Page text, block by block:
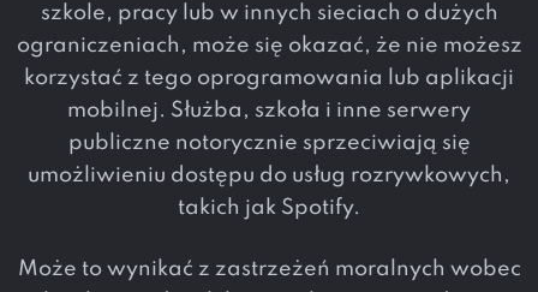
szkole, pracy lub w innych sieciach o dużych
ograniczeniach, może się okazać, że nie możesz
korzystać z tego oprogramowania lub aplikacji
mobilnej. Służba, szkoła i inne serwery
publiczne notorycznie sprzeciwiają się
umożliwieniu dostępu do usług rozrywkowych,
takich jak Spotify.
Może to wynikać z zastrzeżeń moralnych wobec